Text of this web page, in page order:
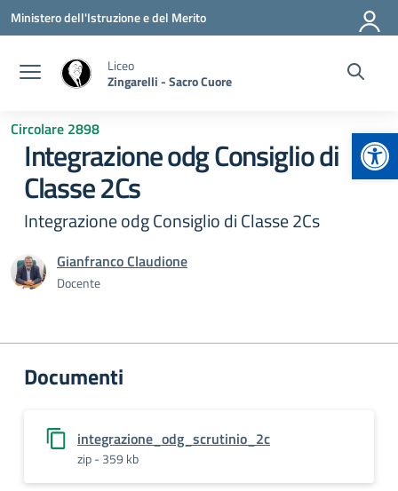
Vai ai contenuti
Vai al menu di navigazione
Vai al footer
Ministero dell'Istruzione e del Merito
Liceo
Zingarelli - Sacro Cuore
Circolare 2898
Integrazione odg Consiglio di
Classe 2Cs
Integrazione odg Consiglio di Classe 2Cs
Gianfranco Claudione
Docente
Documenti
integrazione_odg_scrutinio_2c
zip - 359 kb